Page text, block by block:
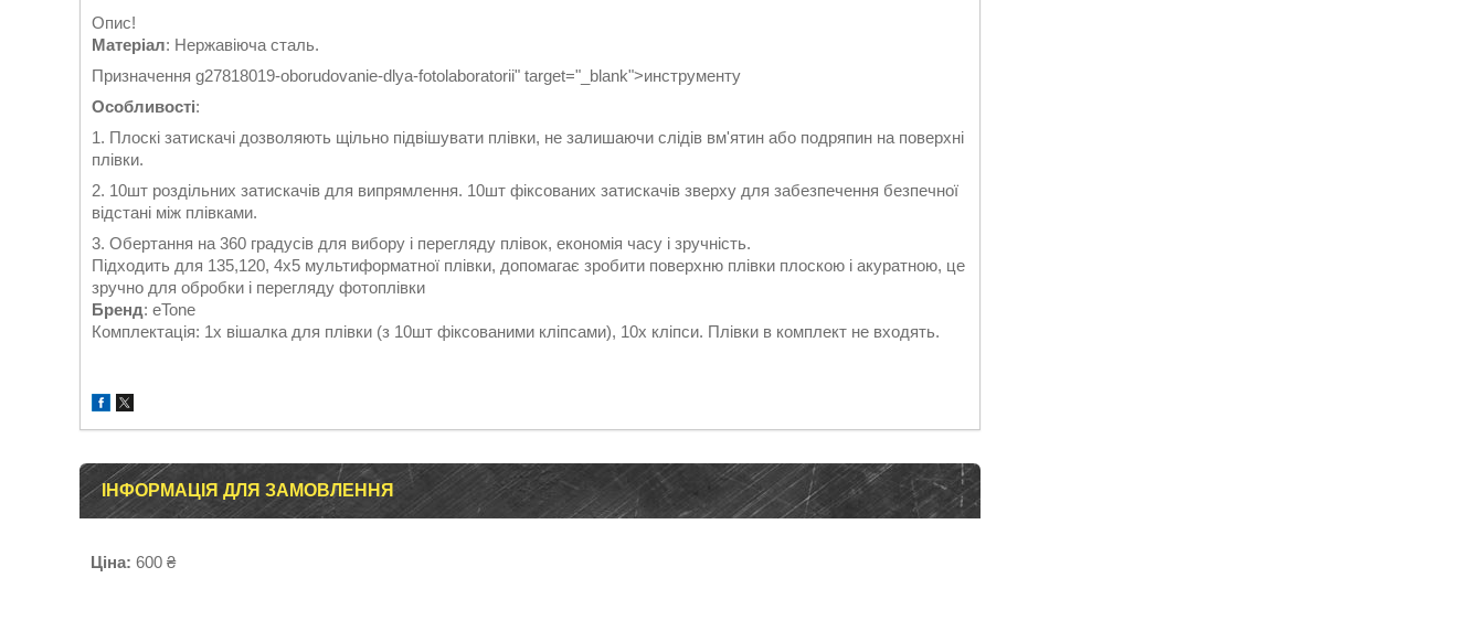
Опис!
Матеріал: Нержавіюча сталь.
Призначення g27818019-oborudovanie-dlya-fotolaboratorii" target="_blank">инструменту
Особливості:
1. Плоскі затискачі дозволяють щільно підвішувати плівки, не залишаючи слідів вм'ятин або подряпин на поверхні
плівки.
2. 10шт роздільних затискачів для випрямлення. 10шт фіксованих затискачів зверху для забезпечення безпечної
відстані між плівками.
3. Обертання на 360 градусів для вибору і перегляду плівок, економія часу і зручність.
Підходить для 135,120, 4x5 мультиформатної плівки, допомагає зробити поверхню плівки плоскою і акуратною, це
зручно для обробки і перегляду фотоплівки
Бренд: eTone
Комплектація: 1х вішалка для плівки (з 10шт фіксованими кліпсами), 10х кліпси. Плівки в комплект не входять.
ІНФОРМАЦІЯ ДЛЯ ЗАМОВЛЕННЯ
Ціна: 600 ₴